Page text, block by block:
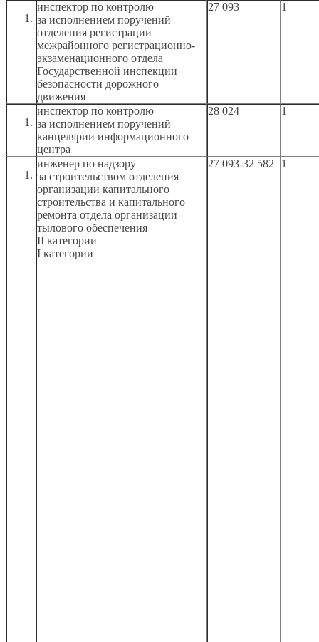
инспектор по контролю
за исполнением поручений
отделения регистрации
межрайонного регистрационно-
экзаменационного отдела
Государственной инспекции
безопасности дорожного
движения
27 093 1
инспектор по контролю
за исполнением поручений
канцелярии информационного
центра
28 024 1
инженер по надзору
за строительством отделения
организации капитального
строительства и капитального
ремонта отдела организации
тылового обеспечения
II категории
I категории
27 093-32 582 1